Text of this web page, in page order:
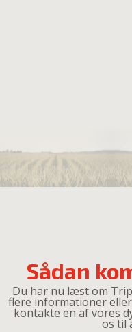
Sådan
Du har nu læst om
flere informationer
kontakte en af vores
os til